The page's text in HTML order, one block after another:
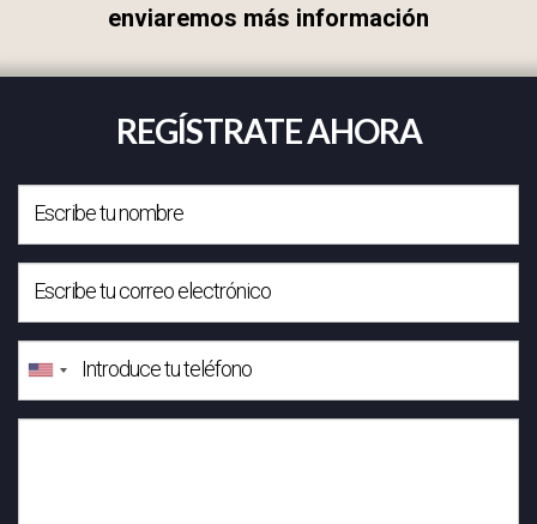
enviaremos más información
REGÍSTRATE AHORA